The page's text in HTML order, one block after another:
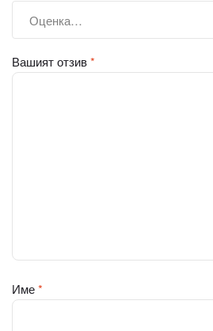
Вашият отзив*
Име*